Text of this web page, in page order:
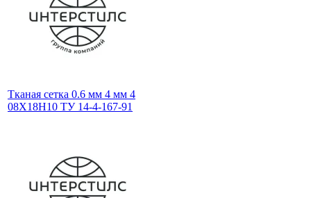
Тканая сетка 0.6 мм 4 мм 4
08Х18Н10 ТУ 14-4-167-91